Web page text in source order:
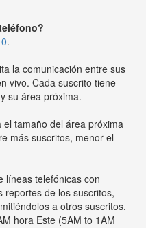
.
la comunicación entre sus
vivo. Cada suscrito tiene
su área próxima.
tamaño del área próxima
más suscritos, menor el
líneas telefónicas con
reportes de los suscritos,
a otros suscritos.
hora Este (5AM to 1AM